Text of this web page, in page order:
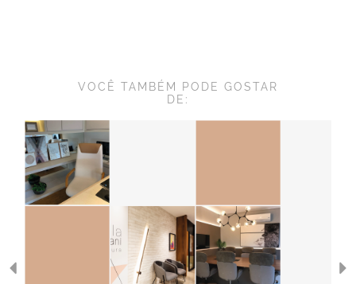
VOCÊ TAMBÉM PODE GOSTAR
DE: